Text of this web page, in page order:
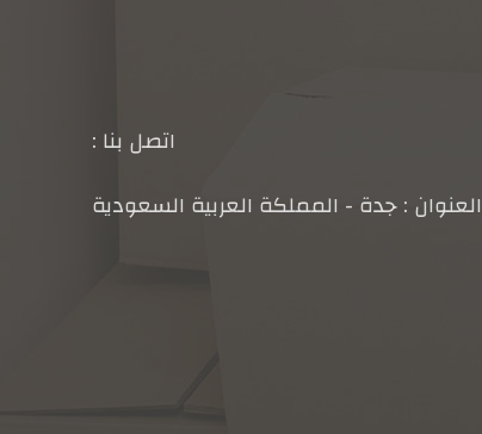
اتصل بنا :
العنوان : جدة - المملكة العربية السعودية